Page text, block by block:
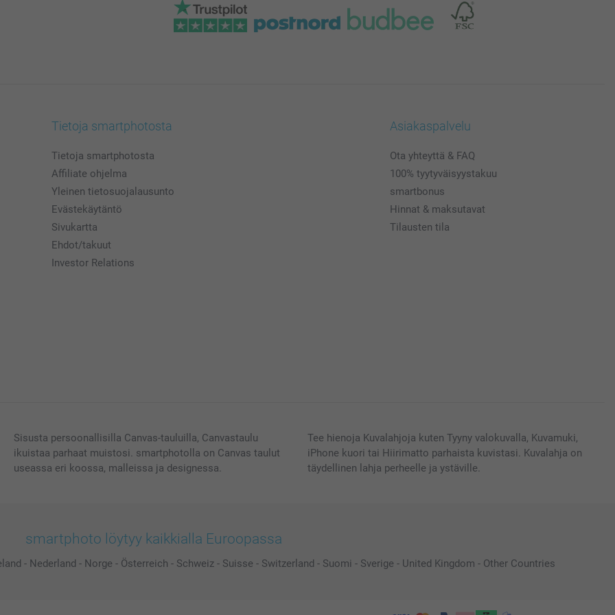
Tietoja smartphotosta
Tietoja smartphotosta
Affiliate ohjelma
Yleinen tietosuojalausunto
Evästekäytäntö
Sivukartta
Ehdot/takuut
Investor Relations
Asiakaspalvelu
Ota yhteyttä & FAQ
100% tyytyväisyystakuu
smartbonus
Hinnat & maksutavat
Tilausten tila
Sisusta persoonallisilla Canvas-tauluilla, Canvastaulu
ikuistaa parhaat muistosi. smartphotolla on Canvas taulut
useassa eri koossa, malleissa ja designessa.
Tee hienoja Kuvalahjoja kuten Tyyny valokuvalla, Kuvamuki,
iPhone kuori tai Hiirimatto parhaista kuvistasi. Kuvalahja on
täydellinen lahja perheelle ja ystäville.
smartphoto löytyy kaikkialla Euroopassa
- Nederland - Norge - Österreich - Schweiz - Suisse - Switzerland - Suomi - Sverige - United Kingdom - Other Countries